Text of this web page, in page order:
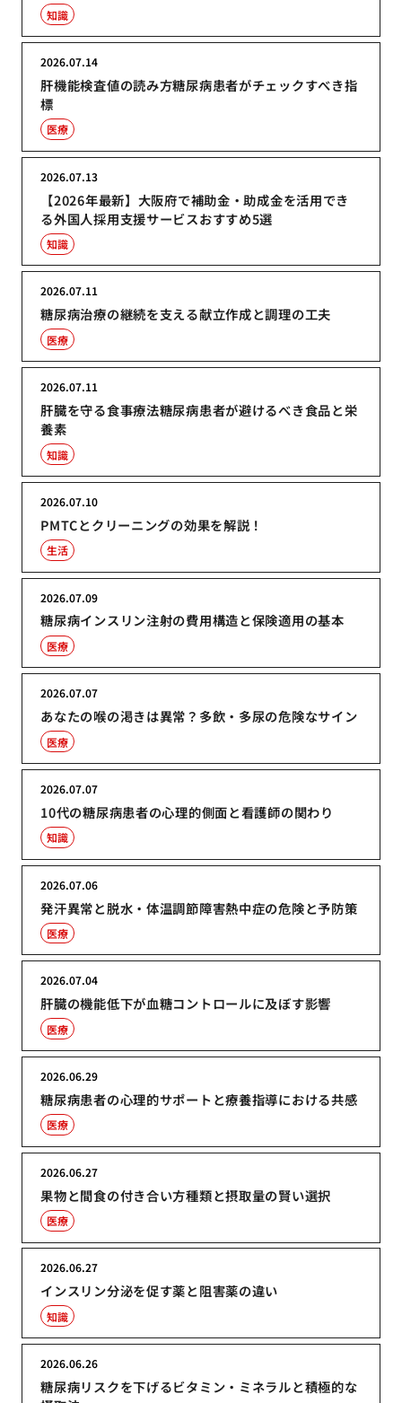
知識
肝機能検査値の読み方糖尿病患者がチェックすべき指
標
2026.07.14
医療
【2026年最新】大阪府で補助金・助成金を活用でき
る外国人採用支援サービスおすすめ5選
2026.07.13
知識
糖尿病治療の継続を支える献立作成と調理の工夫
2026.07.11
医療
肝臓を守る食事療法糖尿病患者が避けるべき食品と栄
養素
2026.07.11
知識
PMTCとクリーニングの効果を解説！
2026.07.10
生活
糖尿病インスリン注射の費用構造と保険適用の基本
2026.07.09
医療
あなたの喉の渇きは異常？多飲・多尿の危険なサイン
2026.07.07
医療
10代の糖尿病患者の心理的側面と看護師の関わり
2026.07.07
知識
発汗異常と脱水・体温調節障害熱中症の危険と予防策
2026.07.06
医療
肝臓の機能低下が血糖コントロールに及ぼす影響
2026.07.04
医療
糖尿病患者の心理的サポートと療養指導における共感
2026.06.29
医療
果物と間食の付き合い方種類と摂取量の賢い選択
2026.06.27
医療
インスリン分泌を促す薬と阻害薬の違い
2026.06.27
知識
糖尿病リスクを下げるビタミン・ミネラルと積極的な
2026.06.26